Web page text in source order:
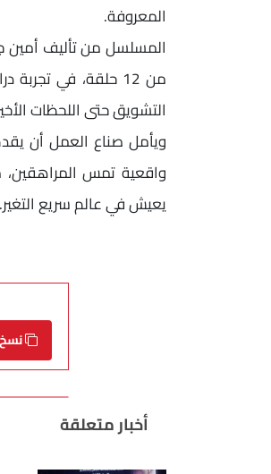
المعروفة.
المسلسل من تأليف أمين
من 12 حلقة، في
التشويق حتى اللحظات
ويأمل صناع العمل أن
واقعية تمس المراهقين،
يعيش في عالم سريع التغير.
نسخ الرابط المقال
أخبار متعلقة